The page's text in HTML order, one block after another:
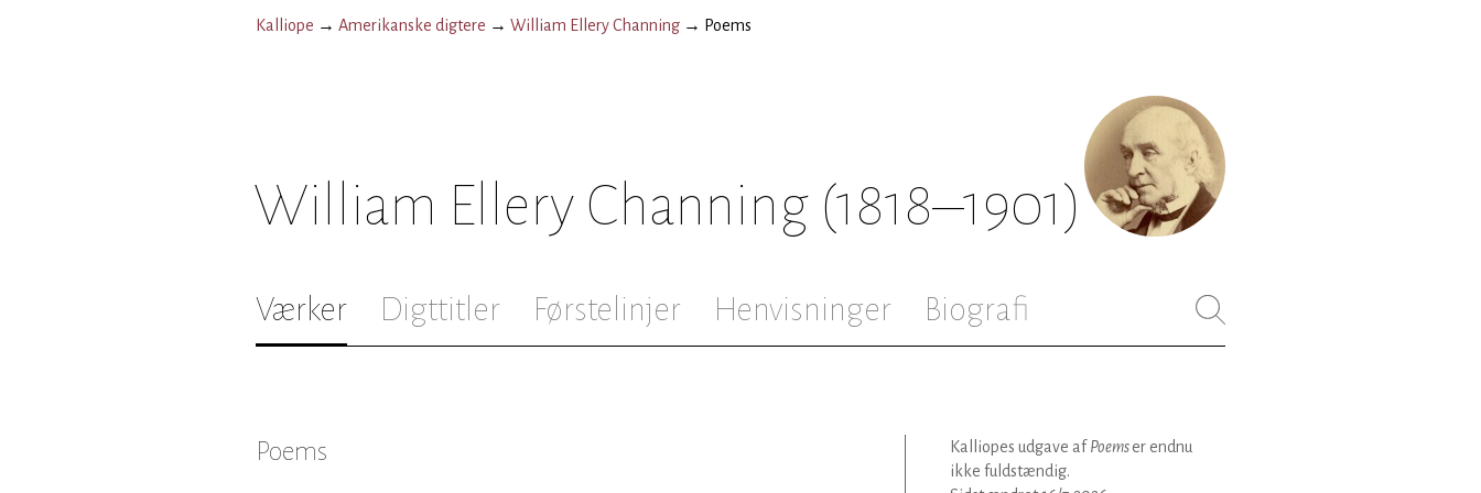
Kalliope → Amerikanske digtere → William Ellery Channing → Poems
William Ellery Channing (1818–1901)
Værker Digttitler Førstelinjer Henvisninger Biografi
Poems Kalliopes udgave af Poemser endnu
ikke fuldstændig.